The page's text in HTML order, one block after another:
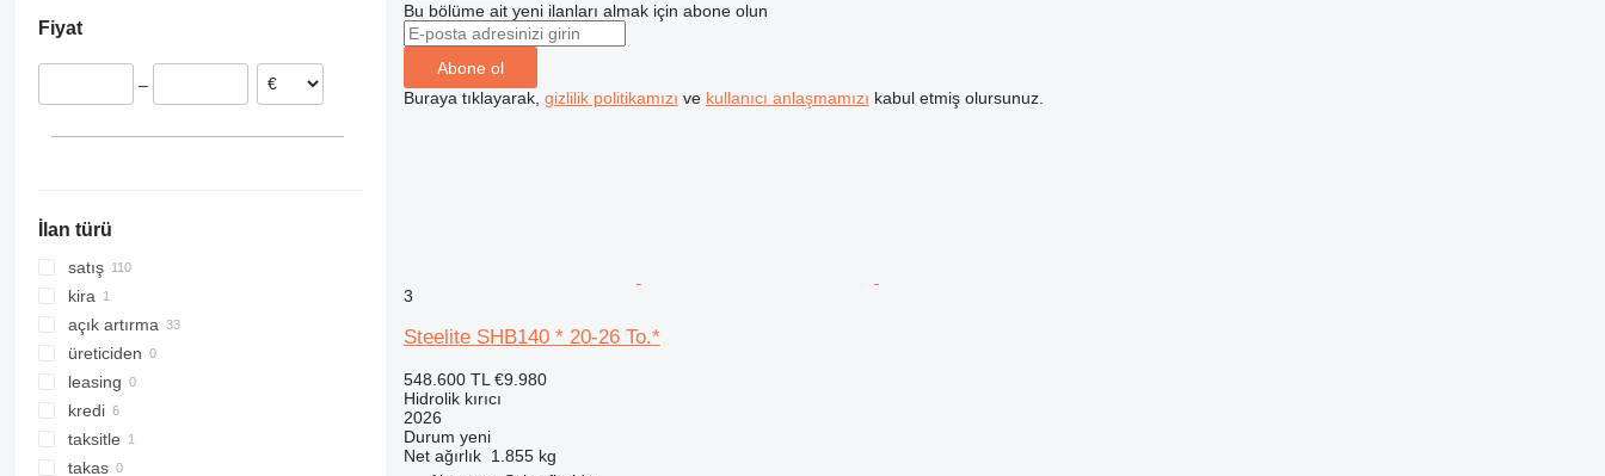
Grossenaspe
Wiesbaden
Fransa
İtalya
Umman
Uruguay
Moldova
Fiyat
–
İlan türü
satış
kira
açık artırma
üreticiden
leasing
kredi
taksitle
takas
Bu bölüme ait yeni ilanları almak için abone olun
Abone ol
Buraya tıklayarak, gizlilik politikamızı ve kullanıcı anlaşmamızı kabul etmiş olursunuz.
3
Steelite SHB140 * 20-26 To.*
548.600 TL €9.980
Hidrolik kırıcı
2026
Durum yeni
Net ağırlık 1.855 kg